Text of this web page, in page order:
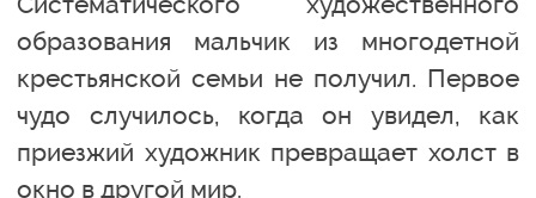
образования мальчик из многодетной
крестьянской семьи не получил. Первое
чудо случилось, когда он увидел, как
приезжий художник превращает холст в
окно в другой мир.